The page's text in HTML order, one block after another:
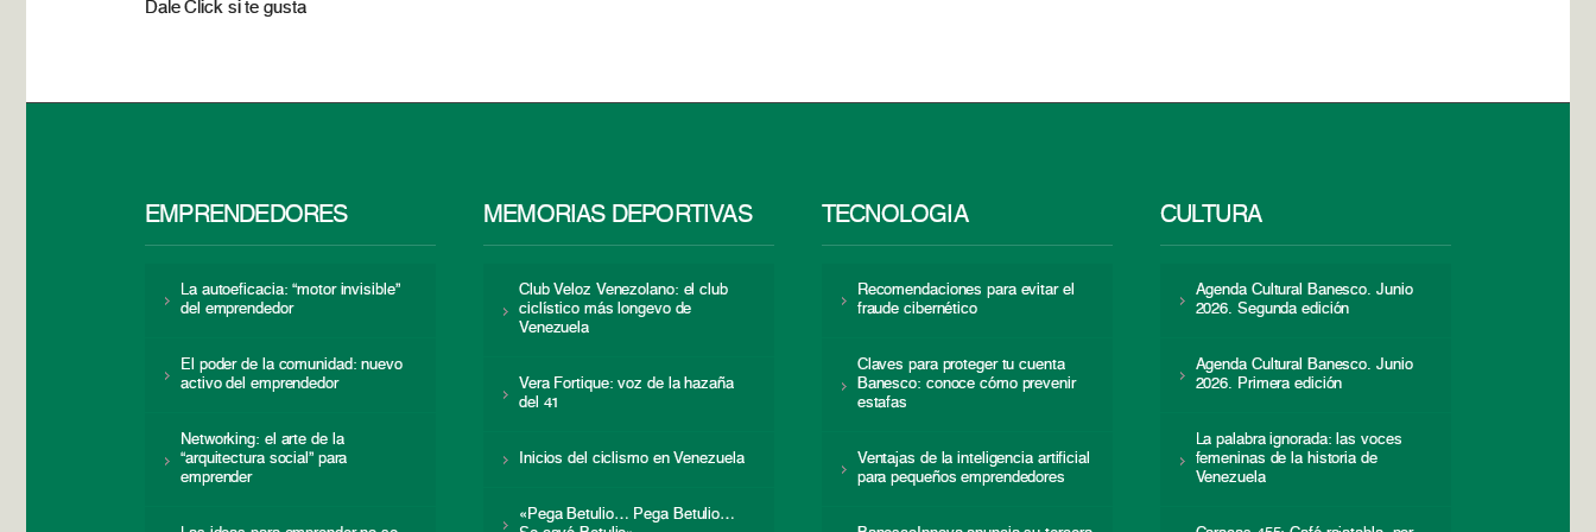
Dale Click si te gusta
EMPRENDEDORES
La autoeficacia: “motor invisible”
del emprendedor
El poder de la comunidad: nuevo
activo del emprendedor
Networking: el arte de la
“arquitectura social” para
emprender
MEMORIAS DEPORTIVAS
Club Veloz Venezolano: el club
ciclístico más longevo de
Venezuela
Vera Fortique: voz de la hazaña
del 41
Inicios del ciclismo en Venezuela
«Pega Betulio… Pega Betulio…
TECNOLOGÍA
Recomendaciones para evitar el
fraude cibernético
Claves para proteger tu cuenta
Banesco: conoce cómo prevenir
estafas
Ventajas de la inteligencia artificial
para pequeños emprendedores
CULTURA
Agenda Cultural Banesco. Junio
2026. Segunda edición
Agenda Cultural Banesco. Junio
2026. Primera edición
La palabra ignorada: las voces
femeninas de la historia de
Venezuela